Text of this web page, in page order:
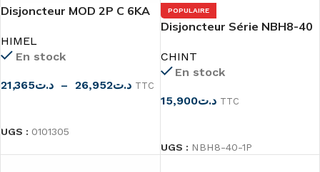
Disjoncteur MOD 2P C 6KA
HIMEL
En stock
د.ت21,365 – د.ت26,952
TTC
UGS : 0101305
POPULAIRE
Disjoncteur Série NBH8-40
CHINT
En stock
د.ت15,900
TTC
UGS : NBH8-40-1P